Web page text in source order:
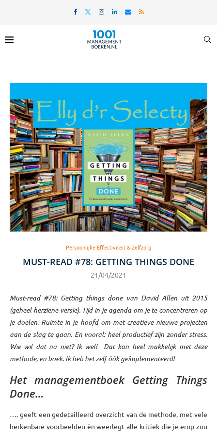
Persoonlijke Effectiviteit & Zelfzorg
MUST-READ #78: GETTING THINGS DONE
21/04/2021
Must-read #78: Getting things done van David Allen uit 2015
(geheel herziene versie). Tijd in je agenda om je te concentreren op
je doelen. Ruimte in je hoofd om met creatieve nieuwe projecten
aan de slag te gaan. En vooral: heel productief zijn zonder stress.
Wie wil dat nu niet? Ik wel! Dat kan heel makkelijk met deze
methode, en boek. Ik heb het zelf óók geïmplementeerd!
Het managementboek Getting Things
Done…
…. geeft een gedetailleerd overzicht van de methode, met vele
herkenbare voorbeelden èn weerlegt alle kritiek die je erop zou